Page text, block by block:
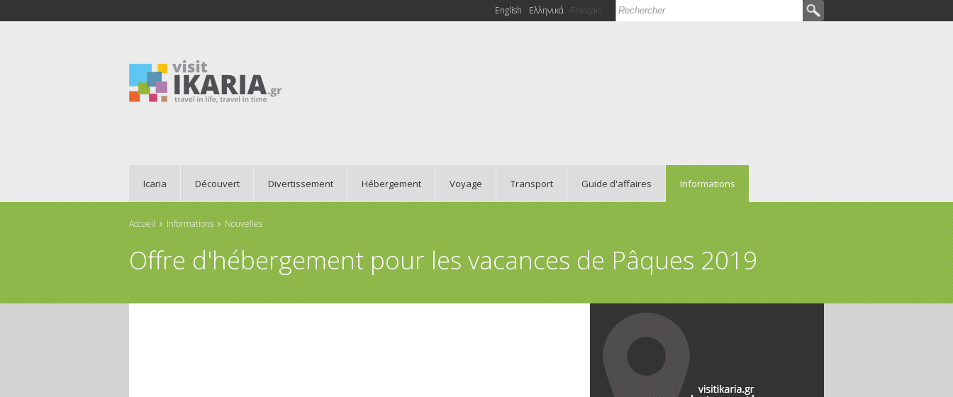
Formulaire de recherche
Rechercher
English Ελληνικά Français
Icaria Découvert Divertissement Hébergement Voyage Transport Guide d'affaires Informations
Accueil Informations Nouvelles
Offre d'hébergement pour les vacances de Pâques 2019